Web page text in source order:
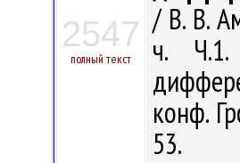
2547
полный текст
/ В. В.
ч. Ч.1.
конф.
53.